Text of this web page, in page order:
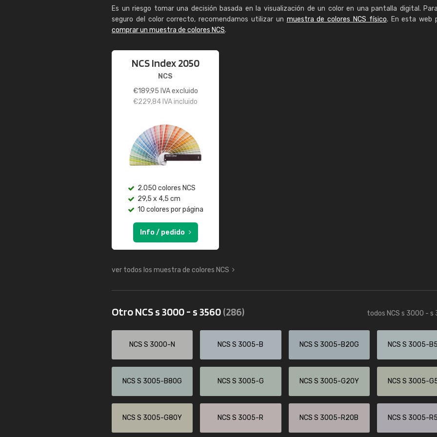
Es un riesgo tomar una decisión basada en la visualización de un color en una pantalla digital.
seguro del color correcto, recomendamos utilizar un muestra de colores NCS físico. En esta web
comprar un muestra de colores NCS.
NCS Index 2050
NCS
€189,95 IVA excluido
€229,84 IVA incluido
2.050 colores NCS
29,5 x 4,5 cm
10 colores por página
Info / pedido
ver todos los muestra de colores NCS
Otro NCS s 3000 - s 3560(286) todos NCS s 3000 - s
NCS S 3000-N NCS S 3005-B NCS S 3005-B20G NCS S 3005-
NCS S 3005-B80G NCS S 3005-G NCS S 3005-G20Y NCS S 3005-
NCS S 3005-G80Y NCS S 3005-R NCS S 3005-R20B NCS S 3005-